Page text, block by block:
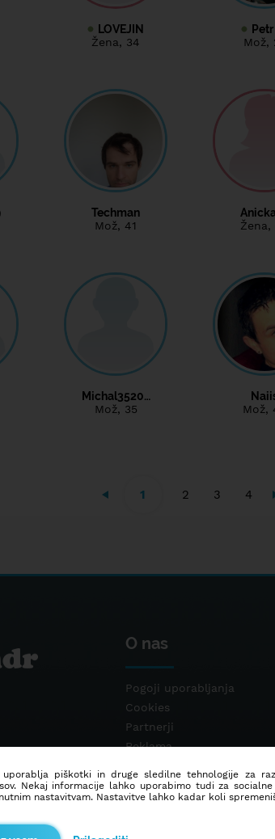
LOVEJIN
Žena, 34
Petr
Mož,
Techman
Mož, 41
Žena,
Michal3520…
Mož, 35
Mož,
1 2 3 4
O nas
Pogoji uporabljanja
Cookies
Partnerji
Reklama
piškotki in druge sledilne tehnologije za
Nekaj informacije lahko uporabimo tudi za
nastavitvam. Nastavitve lahko kadar koli